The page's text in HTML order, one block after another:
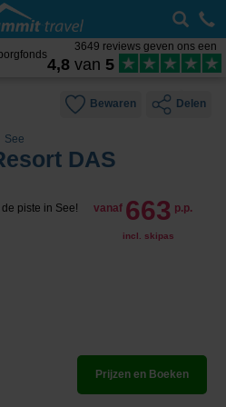
3649 reviews geven ons een
4,8 van 5
Bewaren Delen
See
DAS
piste in See! vanaf 663 p.p.
incl. skipas
Prijzen en Boeken